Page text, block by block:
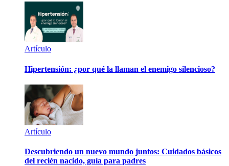
Artículo
Hipertensión: ¿por qué la llaman el enemigo silencioso?
Artículo
Descubriendo un nuevo mundo juntos: Cuidados básicos
del recién nacido, guía para padres